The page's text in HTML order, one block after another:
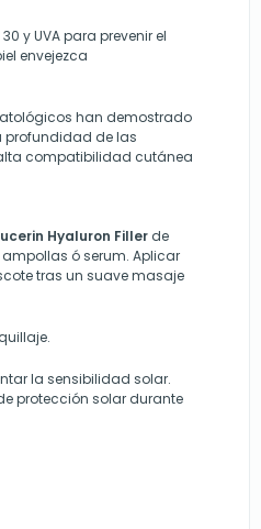
y UVA para prevenir el
envejezca
han demostrado
profundidad de las
compatibilidad cutánea
Hyaluron Filler de
ó serum. Aplicar
tras un suave masaje
la sensibilidad solar.
protección solar durante